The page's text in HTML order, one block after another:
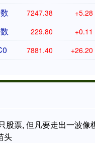
7247.38 +5.28
229.80 +0.11
7881.40 +26.20
股票, 但凡要走出一波像
头